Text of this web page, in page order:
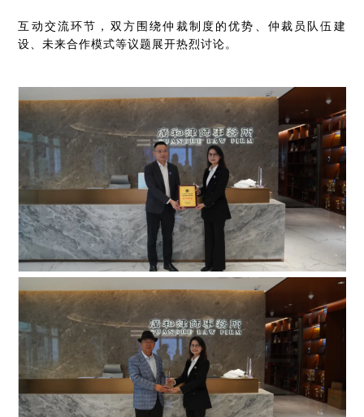
互动交流环节，双方围绕仲裁制度的优势、仲裁员队伍建
设、未来合作模式等议题展开热烈讨论。